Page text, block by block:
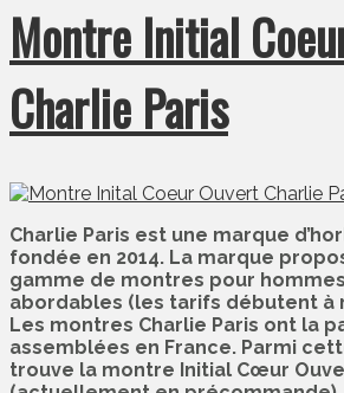
Montre Initial
Charlie Paris
Charlie Paris est une marque
fondée en 2014. La marque
gamme de montres pour
abordables (les tarifs débutent à
Les montres Charlie Paris ont la
assemblées en France. Parmi
trouve la montre Initial Cœur